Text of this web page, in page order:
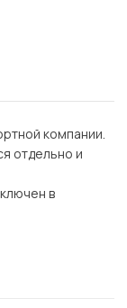
компании.
отдельно и
в